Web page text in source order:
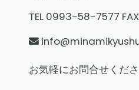
TEL 0993-58-7577
お気軽にお問合せくださ